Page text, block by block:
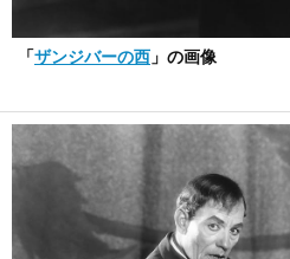
「ザンジバーの西 」の画像